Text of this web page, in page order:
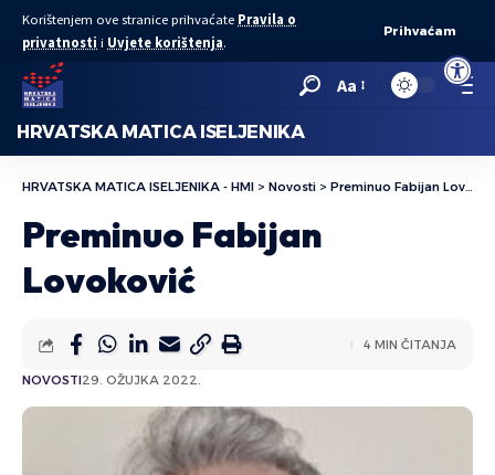
Open
Korištenjem ove stranice prihvaćate Pravila o
privatnosti i Uvjete korištenja.
Prihvaćam
Aa
HRVATSKA MATICA ISELJENIKA
HRVATSKA MATICA ISELJENIKA - HMI > Novosti > Preminuo Fabijan Lovoković
Preminuo Fabijan
Lovoković
NOVOSTI29. OŽUJKA 2022.
4 MIN ČITANJA